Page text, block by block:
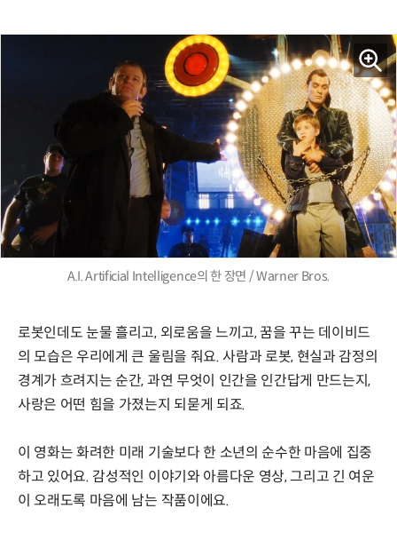
A.I. Artificial Intelligence의 한 장면 / Warner Bros.
로봇인데도 눈물 흘리고, 외로움을 느끼고, 꿈을 꾸는 데이비드
의 모습은 우리에게 큰 울림을 줘요. 사람과 로봇, 현실과 감정의
경계가 흐려지는 순간, 과연 무엇이 인간을 인간답게 만드는지,
사랑은 어떤 힘을 가졌는지 되묻게 되죠.
이 영화는 화려한 미래 기술보다 한 소년의 순수한 마음에 집중
하고 있어요. 감성적인 이야기와 아름다운 영상, 그리고 긴 여운
이 오래도록 마음에 남는 작품이에요.